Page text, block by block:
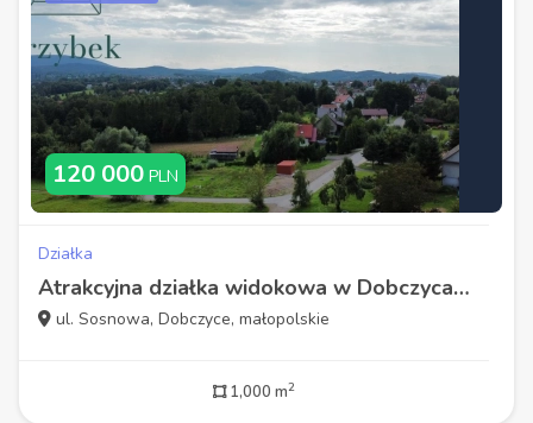
120 000 PLN
Działka
Atrakcyjna działka widokowa w Dobczycach 10 arów
ul. Sosnowa, Dobczyce, małopolskie
1,000 m2